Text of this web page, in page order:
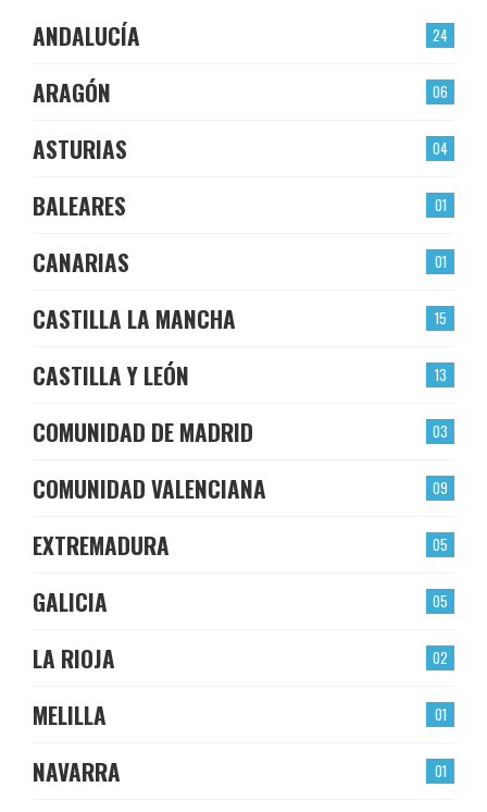
24
ANDALUCÍA
06
ARAGÓN
04
ASTURIAS
01
BALEARES
01
CANARIAS
15
CASTILLA LA MANCHA
13
CASTILLA Y LEÓN
03
COMUNIDAD DE MADRID
09
COMUNIDAD VALENCIANA
05
EXTREMADURA
05
GALICIA
02
LA RIOJA
01
MELILLA
01
NAVARRA